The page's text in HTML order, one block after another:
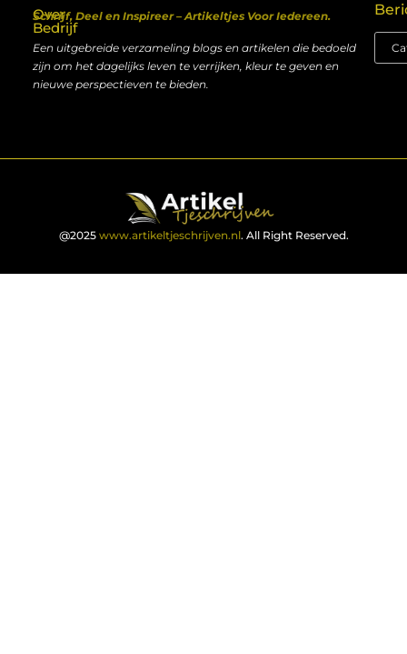
Over
Bedrijf
Schrijf, Deel en Inspireer – Artikeltjes Voor Iedereen.
Een uitgebreide verzameling blogs en artikelen die bedoeld
zijn om het dagelijks leven te verrijken, kleur te geven en
nieuwe perspectieven te bieden.
@2025 www.artikeltjeschrijven.nl. All Right Reserved.